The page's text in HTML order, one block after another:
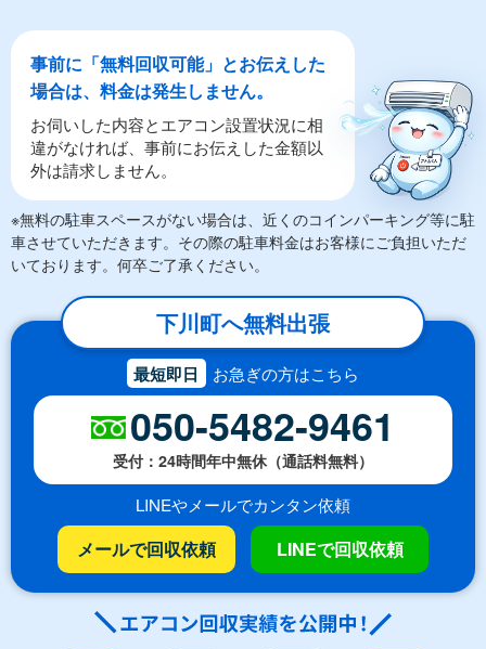
事前に「無料回収可能」とお伝えした
場合は、料金は発生しません。
お伺いした内容とエアコン設置状況に相
違がなければ、事前にお伝えした金額以
外は請求しません。
※無料の駐車スペースがない場合は、近くのコインパーキング等に駐
車させていただきます。その際の駐車料金はお客様にご負担いただ
いております。何卒ご了承ください。
下川町へ無料出張
最短即日 お急ぎの方はこちら
050-5482-9461
受付：24時間年中無休（通話料無料）
LINEやメールでカンタン依頼
メールで回収依頼 LINEで回収依頼